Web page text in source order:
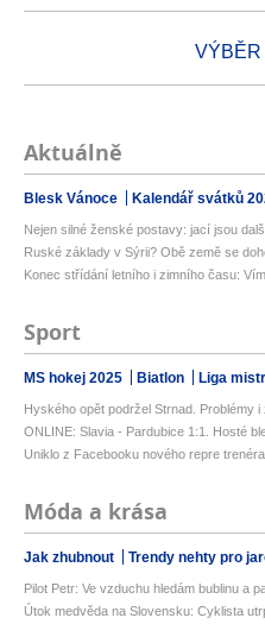
VÝBĚR
Aktuálně
Blesk Vánoce Kalendář svátků
Nejen silné ženské postavy: jací jsou
Ruské základy v Sýrii? Obě země se
Konec střídání letního i zimního času:
Sport
MS hokej 2025 Biatlon Liga
Hyského opět podržel Strnad. Problémy i
ONLINE: Slavia - Pardubice 1:1. Hosté
Uniklo z Facebooku nového repre
Móda a krása
Jak zhubnout Trendy nehty pro
Pilot Petr: Ve vzduchu hledám bublinu a
Útok medvěda na Slovensku: Cyklista